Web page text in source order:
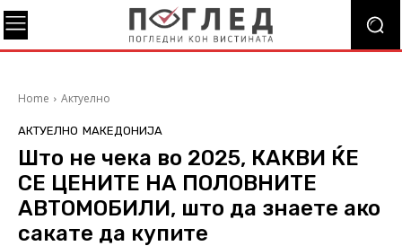
Home Актуелно
АКТУЕЛНО МАКЕДОНИЈА
Што не чека во 2025, КАКВИ ЌЕ
СЕ ЦЕНИТЕ НА ПОЛОВНИТЕ
АВТОМОБИЛИ, што да знаете ако
сакате да купите